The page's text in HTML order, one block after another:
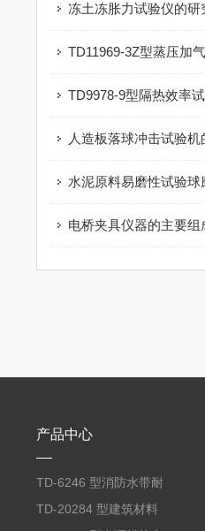
冻土冻胀力试验仪的研
电桥夹具仪器的主要组
产品中心
TD‑6246 型消防水带耐
磨试验机
TD‑20284 型建筑材料